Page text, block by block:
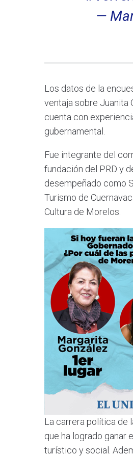
—
Los datos de la
ventaja sobre Juanita
cuenta con
gubernamental.
Fue integrante del
fundación del PRD y
desempeñado como
Turismo de
Cultura de Morelos.
La carrera política de
que ha logrado ganar
turístico y social.